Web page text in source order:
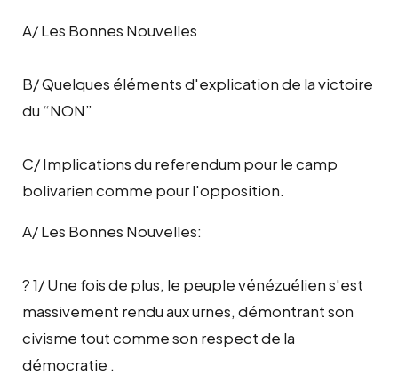
A/ Les Bonnes Nouvelles
B/ Quelques éléments d'explication de la victoire
du “NON”
C/ Implications du referendum pour le camp
bolivarien comme pour l'opposition.
A/ Les Bonnes Nouvelles:
? 1/ Une fois de plus, le peuple vénézuélien s'est
massivement rendu aux urnes, démontrant son
civisme tout comme son respect de la
démocratie .